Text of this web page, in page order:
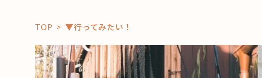
TOP ▼行ってみたい！